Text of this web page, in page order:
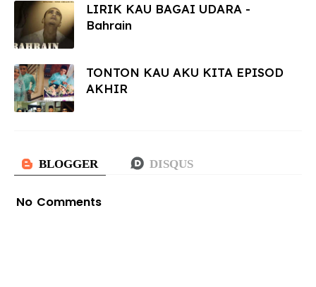
LIRIK KAU BAGAI UDARA -
Bahrain
TONTON KAU AKU KITA EPISOD
AKHIR
No Comments